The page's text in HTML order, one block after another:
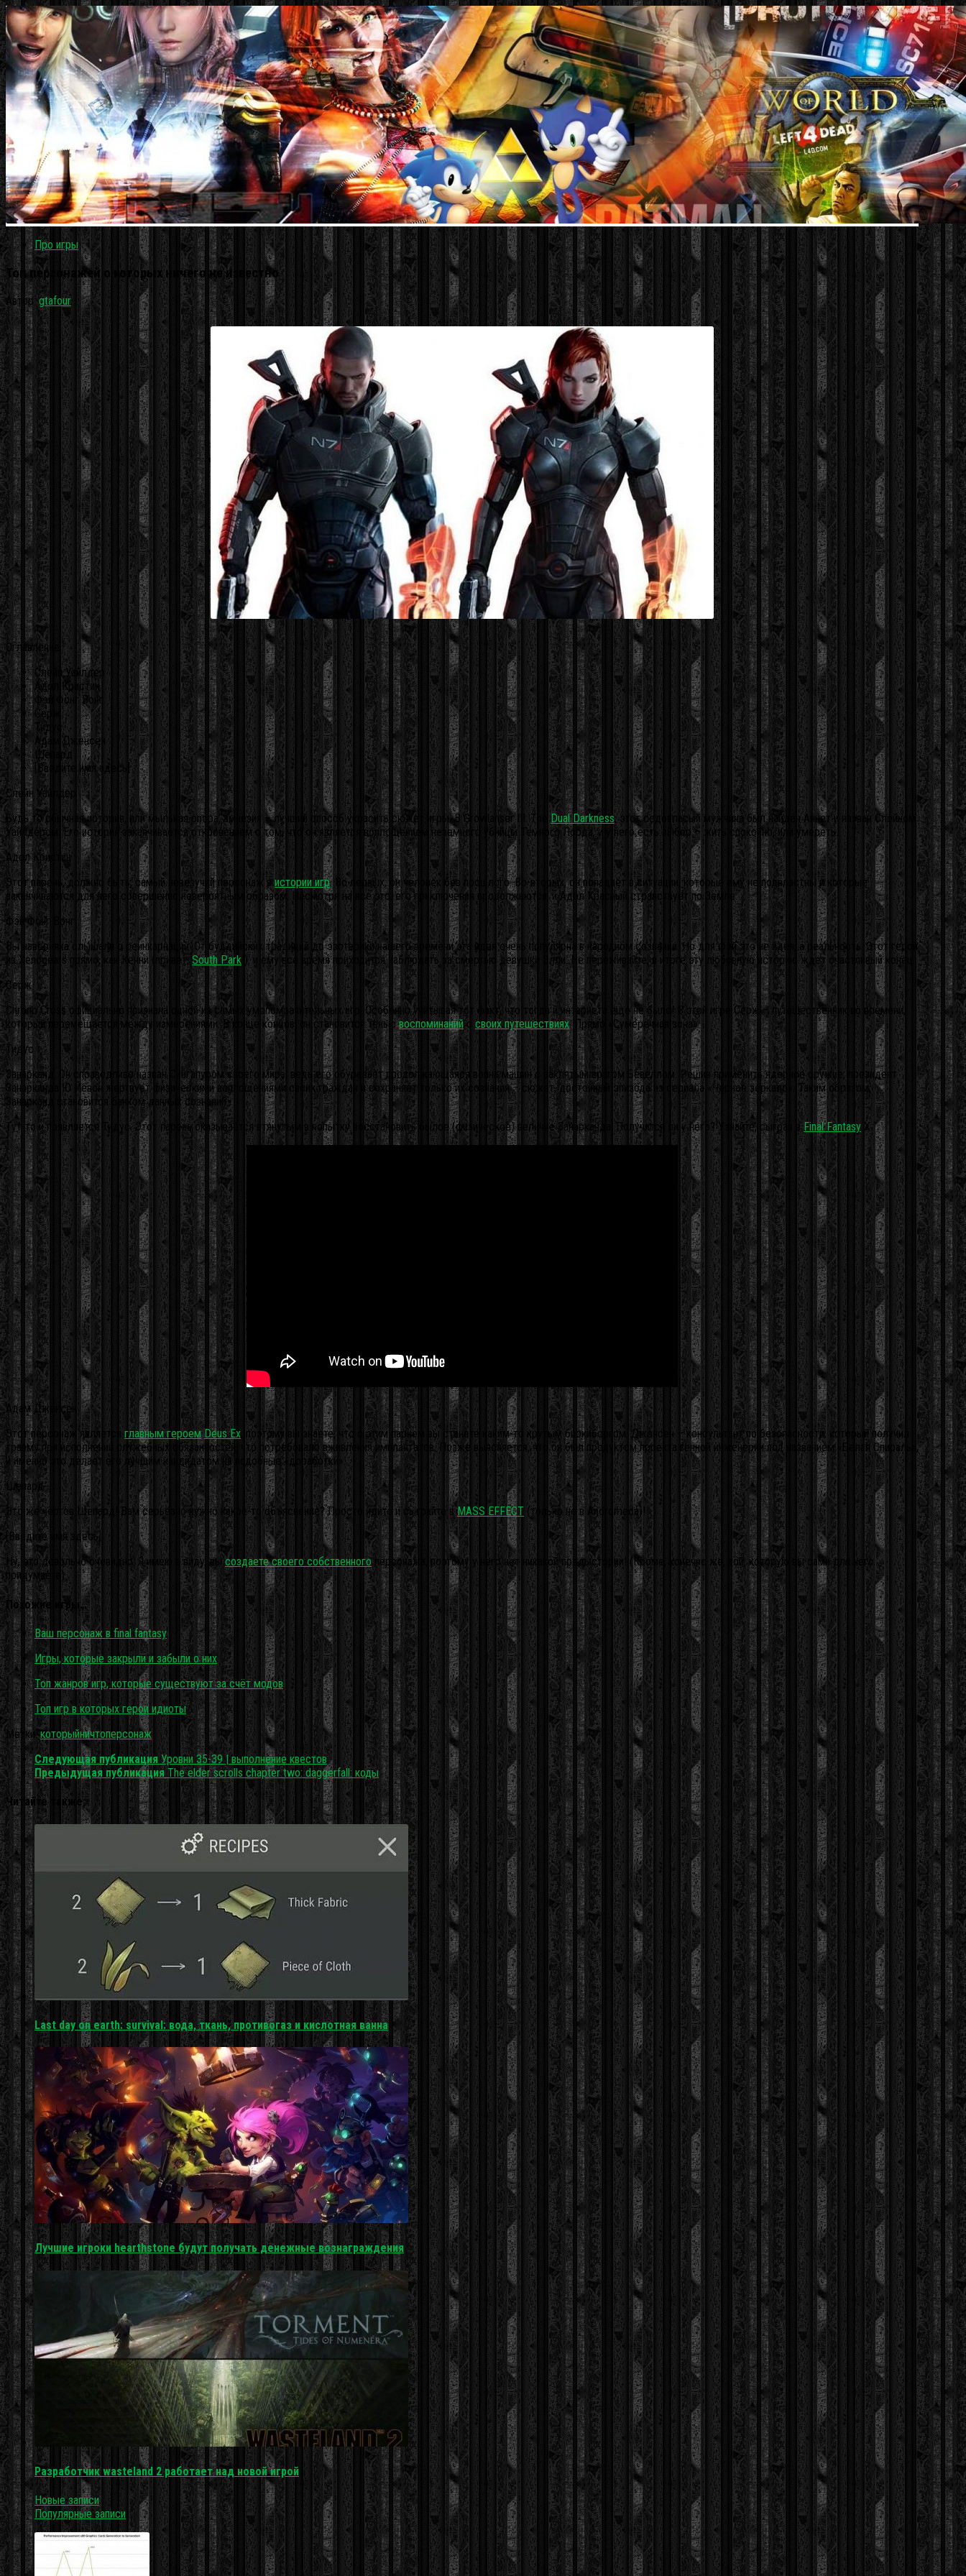
Про игры
Топ персонажей о которых ничего не известно
Автор:gtafour
Оглавление
Слейн Уайлдер
Адол Кристин
Фэй Фонг Вонг
Серж
Тидус
Адам Дженсен
Шепард
[Введите имя здесь]
Слейн Уайлдер
Будь то обычная история, или мыльная опера, амнезия – лучший способ украсить сюжет игры. В Growlanser III: TheDual Darkness, этот седовласый мужчина был найден Аннет и назван Слейном
Уайлдером. Его история заканчивается откровением о том, что он является воплощением неземного убийцы Темного Лорда, и у него есть выбор – жить спокойно, или умереть.
Адол Кристин
Этот парень, должно быть, самый невезучий персонаж вистории игр.Во-первых, он человек без прошлого. Во-вторых, он попадает в ситуации, которые ему не подвластны и которые
заканчиваются для него совершенно невероятным образом. Несмотря на все это, его приключения продолжаются, и Адол Красный странствует по Земле.
Фэй Фонг Вонг
Вы наверняка слышали о реинкарнации. От буддийских традиций до эзотерики нашего времени эта идея очень популярна в народном сознании. Но для Фэй это не идея, а реальность. Этот герой
из Xenogears прямо, как Кенни (привет,South Park !), и ему все время приходится наблюдать за смертью девушки Элли. Не переживайте, в итоге эту любовную историю ждет счастливый конец.
Серж
Chrono Cross официально признана одной из самых умопомрачительных игр. Особенно учитывая тот факт, что тогда и интернета еще не было! В этой игре Серж – путешественник во времени,
который перемещается между измерениями. В конце концов, он становится теньювоспоминанийо своих путешествиях. Прямо «Сумеречная зона».
Тидус
Занарканд. Он справедливо назван Сингапуром своего мира, ведь его обуревает продолжающаяся война машин с заклятым врагом Бевеллом. Решив применить ядерное оружие, президент
Занарканда Ю Йевон жертвует физическими воплощениями своих граждан и сохраняет только их сознания – сюжет, достойный эпизода из сериала «Черное зеркало». Таким образом,
Занарканд становится банком данных сознаний.
Тут-то и появляется Тидус. Этот парень оказывается втянутым в попытку восстановить былое (физическое) величие Занарканда. Получится ли у него? Узнайте, сыграв вFinal Fantasy X
Адам Дженсен
Этот персонаж является главным героем Deus Ex , поэтому вы знаете, что с этим парнем вы станете каким-то крутым биокиборгом. Дженсен – консультант по безопасности, который получил
травму при исполнении служебных обязанностей, что потребовало вживления имплантатов. Позже выясняется, что он был продуктом проекта генной инженерии под названием «Белая Спираль»,
и именно это делает его лучшим кандидатом на подобные «доработки».
Шепард
Это же чёртов Шепард! Вам серьёзно нужно какое-то объяснение? Просто идите и сыграйте вMASS EFFECT (только не в Andromeda)!
[Введите имя здесь]
Ну, это довольно очевидно. Я имею в виду, высоздаете своего собственногоперсонажа, поэтому у него нет никакой предыстории! (Кроме, конечно же, той, которую вы сами для него
придумаете).
Похожие игры…
Ваш персонаж в final fantasy
Игры, которые закрыли и забыли о них
Топ жанров игр, которые существуют за счёт модов
Топ игр в которых герои идиоты
Метки: которыйничтоперсонаж
Следующая публикация Уровни 35-39 | выполнение квестов
Предыдущая публикация The elder scrolls chapter two: daggerfall: коды
Читайте также:
Last day on earth: survival: вода, ткань, противогаз и кислотная ванна
Лучшие игроки hearthstone будут получать денежные вознаграждения
Разработчик wasteland 2 работает над новой игрой
Новые записи
Популярные записи